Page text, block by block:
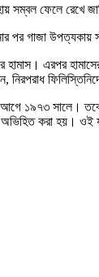
সম্বল ফেলে
পর গাজা
হামাস। এরপর
১৯৭৩ সালে। তবে
অভিহিত করা হয়।